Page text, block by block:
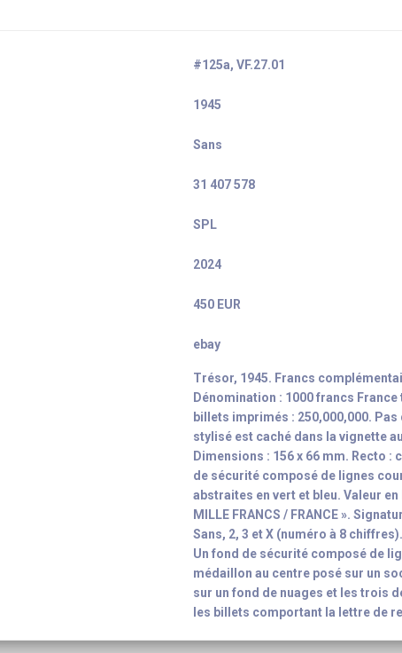
#125a, VF.27.01
1945
Sans
31 407 578
SPL
2024
450 EUR
ebay
Trésor, 1945. Francs
Dénomination : 1000 francs
billets imprimés : 250,000,000.
stylisé est caché dans la vignette
Dimensions : 156 x 66 mm. Recto
de sécurité composé de lignes
abstraites en vert et bleu. Valeur en
MILLE FRANCS / FRANCE ».
Sans, 2, 3 et X (numéro à 8
Un fond de sécurité composé de
médaillon au centre posé sur un
sur un fond de nuages et les trois
les billets comportant la lettre de